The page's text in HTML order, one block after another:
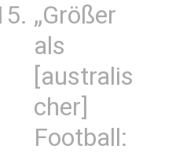
„Größer
als
[australis
cher]
Football: